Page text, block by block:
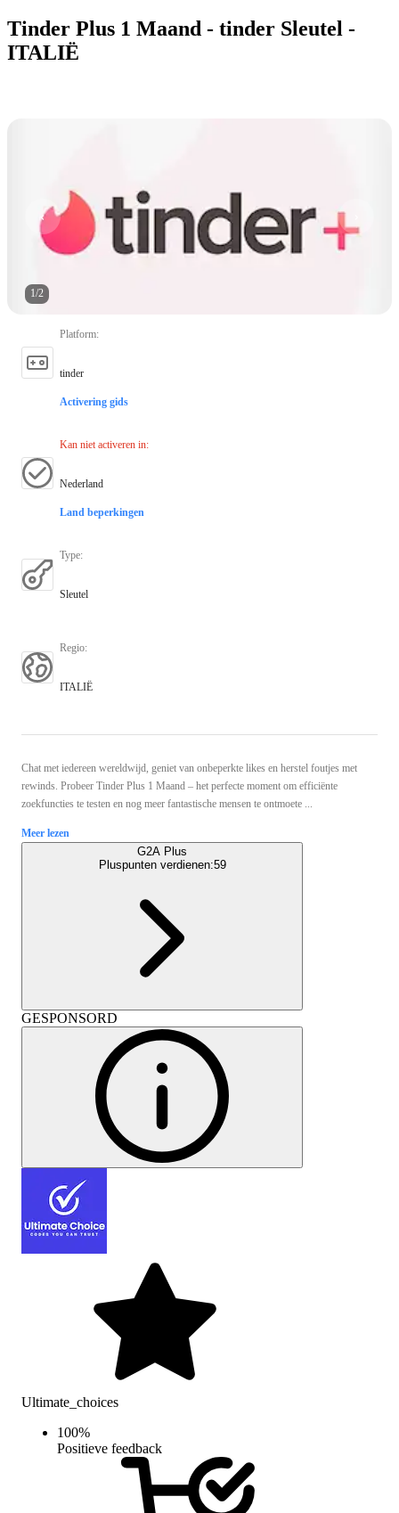
Tinder Plus 1 Maand - tinder Sleutel -
ITALIË
1/2
Platform:
tinder
Activering gids
Kan niet activeren in:
Nederland
Land beperkingen
Type:
Sleutel
Regio:
ITALIË
Chat met iedereen wereldwijd, geniet van onbeperkte likes en herstel foutjes met
rewinds. Probeer Tinder Plus 1 Maand – het perfecte moment om efficiënte
zoekfuncties te testen en nog meer fantastische mensen te ontmoete ...
Meer lezen
G2A Plus
Pluspunten verdienen:59
GESPONSORD
Ultimate_choices
100%
Positieve feedback